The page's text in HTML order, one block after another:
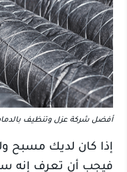
أفضل شركة عزل وتنظيف بالدمام
إذا كان لديك مسبح
فيجب أن تعرف إنه